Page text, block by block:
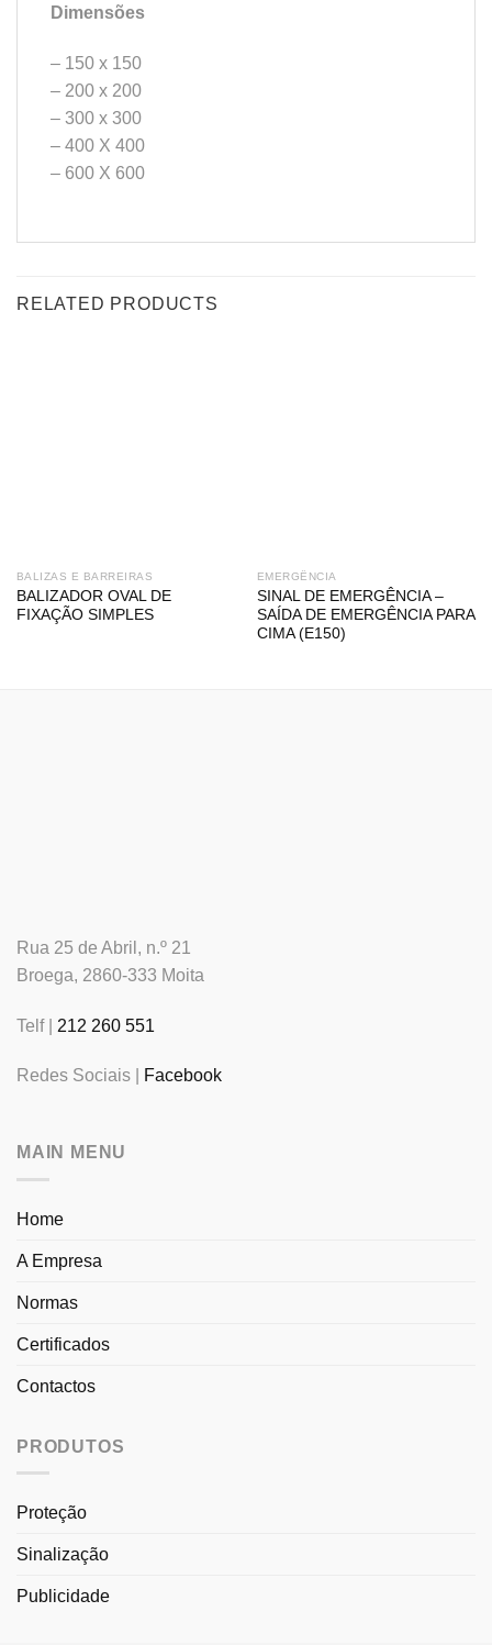
Dimensões
– 150 x 150
– 200 x 200
– 300 x 300
– 400 X 400
– 600 X 600
RELATED PRODUCTS
BALIZAS E BARREIRAS
BALIZADOR OVAL DE
FIXAÇÃO SIMPLES
EMERGÊNCIA
SINAL DE EMERGÊNCIA –
SAÍDA DE EMERGÊNCIA PARA
CIMA (E150)
Rua 25 de Abril, n.º 21
Broega, 2860-333 Moita
Telf | 212 260 551
Redes Sociais | Facebook
MAIN MENU
Home
A Empresa
Normas
Certificados
Contactos
PRODUTOS
Proteção
Sinalização
Publicidade